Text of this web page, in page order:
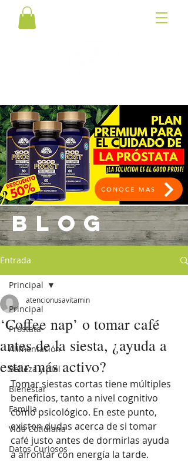
CONOCE MAS
BLOG
Entrada
Principal
Próstata
Alimentación
Belleza y piel
Bienestar
Familia
Vida Cotidiana
Datos Curiosos
Principal
‘Coffee nap’ o tomar café
antes de la siesta, ¿ayuda a
estar más activo?
atencionusavitamin
Tomar siestas cortas tiene múltiples
beneficios, tanto a nivel cognitivo
como psicológico. En este punto,
existen dudas acerca de si tomar
café justo antes de dormirlas ayuda
a afrontar con energía la tarde.